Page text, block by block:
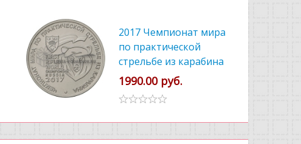
2017 Чемпионат мира
по практической
стрельбе из карабина
1990.00 руб.